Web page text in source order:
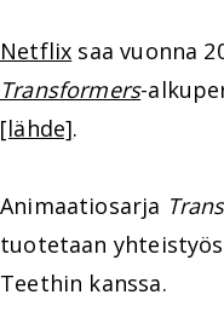
Netflix saa vuonna
Transformers-
[lähde].
Animaatiosarja
tuotetaan
Teethin kanssa.